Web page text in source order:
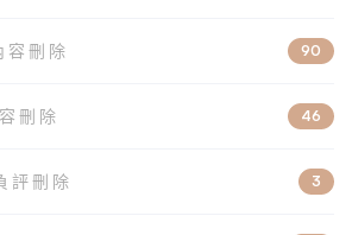
容刪除 90
刪除 46
評刪除 3